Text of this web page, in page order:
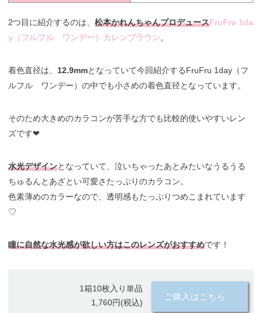
2つ目に紹介するのは、松本かれんちゃんプロデュースFruFru 1da
y（フルフル ワンデー）カレンブラウン。
着色直径は、12.9mmとなっていて今回紹介するFruFru 1day（フ
ルフル ワンデー）の中でも小さめの着色直径となっています。
そのため大きめのカラコンが苦手な方でも比較的使いやすいレン
ズです❤︎
水光デザインとなっていて、泣いちゃったあとみたいなうるうる
ちゅるんとあざとい可愛さたっぷりのカラコン。
色素薄めのカラーなので、透明感もたっぷりつめこまれています
♡
瞳に自然な水光感が欲しい方はこのレンズがおすすめです！
1箱10枚入り単品
1,760円(税込)
ご購入はこちら